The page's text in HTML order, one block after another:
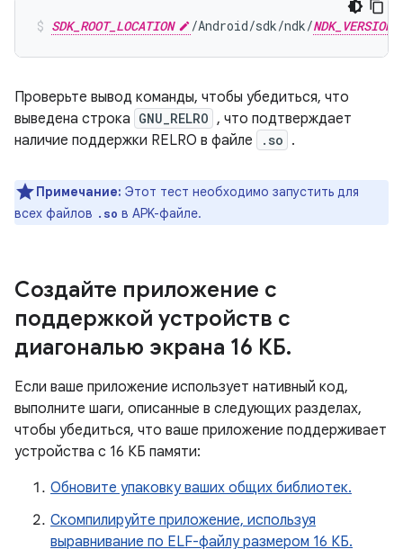
SDK_ROOT_LOCATION /Android/sdk/ndk/NDK_VERSION
Проверьте вывод команды, чтобы убедиться, что
выведена строка GNU_RELRO , что подтверждает
наличие поддержки RELRO в файле
.so .
Примечание: Этот тест необходимо запустить для
всех файлов .so в APK-файле.
Создайте приложение с
поддержкой устройств с
диагональю экрана 16 КБ.
Если ваше приложение использует нативный код,
выполните шаги, описанные в следующих разделах,
чтобы убедиться, что ваше приложение поддерживает
устройства с 16 КБ памяти:
Обновите упаковку ваших общих библиотек.
Скомпилируйте приложение, используя
выравнивание по ELF-файлу размером 16 КБ.